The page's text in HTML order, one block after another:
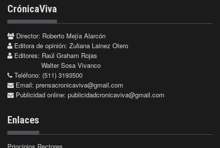
CrónicaViva
Director: Roberto Mejía Alarcón
Editora de opinión: Zuliana Lainez Otero
Editores: Raúl Graham Rojas
Walter Sosa Vivanco
Teléfono: (511) 3193500
Email: prensacronicaviva@gmail.com
Publicidad online: publicidadcronicaviva@gmail.com
Enlaces
Principios Rectores